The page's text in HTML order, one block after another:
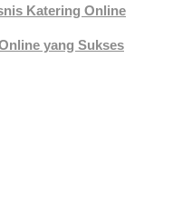
Katering Online
yang Sukses